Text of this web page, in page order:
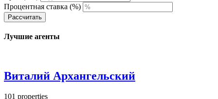
Процентная ставка (%)
Рассчитать
Лучшие агенты
Виталий Архангельский
101 properties